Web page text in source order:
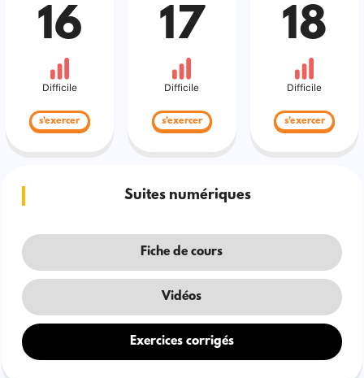
16
Difficile
s'exercer
17
Difficile
s'exercer
18
Difficile
s'exercer
Suites numériques
Fiche de cours
Vidéos
Exercices corrigés